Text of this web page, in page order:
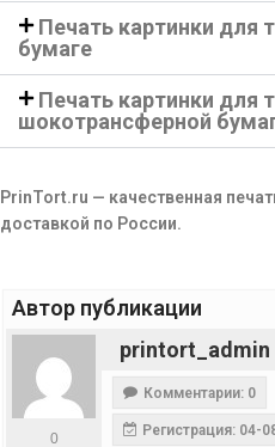
Печать картинки для
бумаге
Печать картинки для
шокотрансферной
PrinTort.ru — качественная
доставкой по России.
Автор публикации
printort_admin
0
Комментарии: 0
Регистрация: 04-